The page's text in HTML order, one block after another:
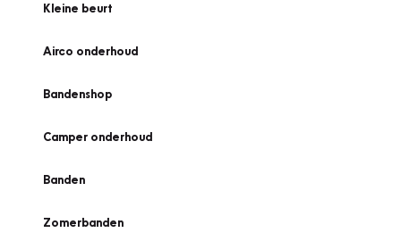
Kleine beurt
Airco onderhoud
Bandenshop
Camper onderhoud
Banden
Zomerbanden